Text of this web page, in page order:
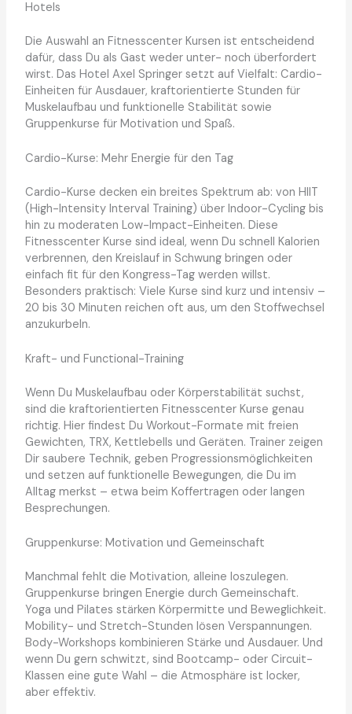
Hotels
Die Auswahl an Fitnesscenter Kursen ist entscheidend
dafür, dass Du als Gast weder unter- noch überfordert
wirst. Das Hotel Axel Springer setzt auf Vielfalt: Cardio-
Einheiten für Ausdauer, kraftorientierte Stunden für
Muskelaufbau und funktionelle Stabilität sowie
Gruppenkurse für Motivation und Spaß.
Cardio-Kurse: Mehr Energie für den Tag
Cardio-Kurse decken ein breites Spektrum ab: von HIIT
(High-Intensity Interval Training) über Indoor-Cycling bis
hin zu moderaten Low-Impact-Einheiten. Diese
Fitnesscenter Kurse sind ideal, wenn Du schnell Kalorien
verbrennen, den Kreislauf in Schwung bringen oder
einfach fit für den Kongress-Tag werden willst.
Besonders praktisch: Viele Kurse sind kurz und intensiv –
20 bis 30 Minuten reichen oft aus, um den Stoffwechsel
anzukurbeln.
Kraft- und Functional-Training
Wenn Du Muskelaufbau oder Körperstabilität suchst,
sind die kraftorientierten Fitnesscenter Kurse genau
richtig. Hier findest Du Workout-Formate mit freien
Gewichten, TRX, Kettlebells und Geräten. Trainer zeigen
Dir saubere Technik, geben Progressionsmöglichkeiten
und setzen auf funktionelle Bewegungen, die Du im
Alltag merkst – etwa beim Koffertragen oder langen
Besprechungen.
Gruppenkurse: Motivation und Gemeinschaft
Manchmal fehlt die Motivation, alleine loszulegen.
Gruppenkurse bringen Energie durch Gemeinschaft.
Yoga und Pilates stärken Körpermitte und Beweglichkeit.
Mobility- und Stretch-Stunden lösen Verspannungen.
Body-Workshops kombinieren Stärke und Ausdauer. Und
wenn Du gern schwitzt, sind Bootcamp- oder Circuit-
Klassen eine gute Wahl – die Atmosphäre ist locker,
aber effektiv.